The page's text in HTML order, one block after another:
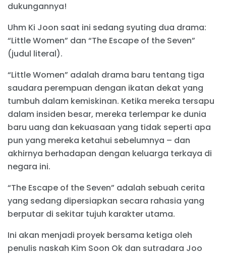
dukungannya!
Uhm Ki Joon saat ini sedang syuting dua drama:
“Little Women” dan “The Escape of the Seven”
(judul literal).
“Little Women” adalah drama baru tentang tiga
saudara perempuan dengan ikatan dekat yang
tumbuh dalam kemiskinan. Ketika mereka tersapu
dalam insiden besar, mereka terlempar ke dunia
baru uang dan kekuasaan yang tidak seperti apa
pun yang mereka ketahui sebelumnya – dan
akhirnya berhadapan dengan keluarga terkaya di
negara ini.
“The Escape of the Seven” adalah sebuah cerita
yang sedang dipersiapkan secara rahasia yang
berputar di sekitar tujuh karakter utama.
Ini akan menjadi proyek bersama ketiga oleh
penulis naskah Kim Soon Ok dan sutradara Joo